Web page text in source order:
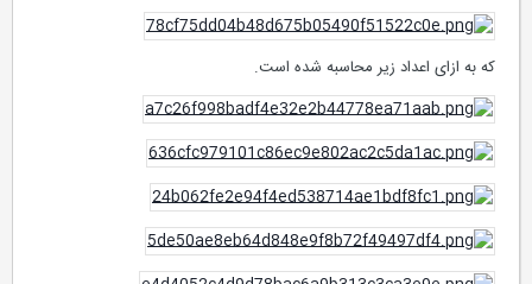
که به ازای اعداد زیر محاسبه شده است.